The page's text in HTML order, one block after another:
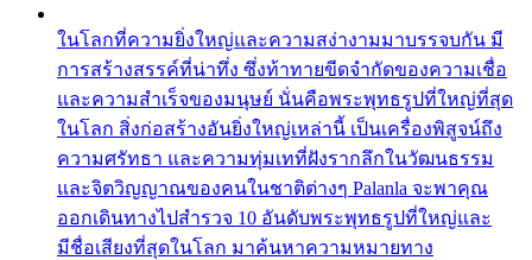
ในโลกที่ความยิ่งใหญ่และความสง่างามมาบรรจบกัน มี
การสร้างสรรค์ที่น่าทึ่ง ซึ่งท้าทายขีดจำกัดของความเชื่อ
และความสำเร็จของมนุษย์ นั่นคือพระพุทธรูปที่ใหญ่ที่สุด
ในโลก สิ่งก่อสร้างอันยิ่งใหญ่เหล่านี้ เป็นเครื่องพิสูจน์ถึง
ความศรัทธา และความทุ่มเทที่ฝังรากลึกในวัฒนธรรม
และจิตวิญญาณของคนในชาติต่างๆ Palanla จะพาคุณ
ออกเดินทางไปสำรวจ 10 อันดับพระพุทธรูปที่ใหญ่และ
มีชื่อเสียงที่สุดในโลก มาค้นหาความหมายทาง